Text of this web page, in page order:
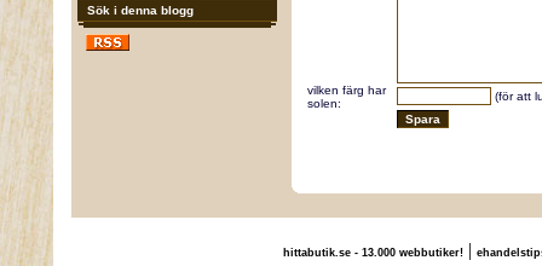
Sök i denna blogg
vilken färg har
solen:
(för att
hittabutik.se - 13.000 webbutiker!|